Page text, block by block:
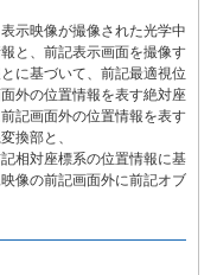
示映像が撮像された光学中
と、前記表示画面を撮像す
に基づいて、前記最適視位
外の位置情報を表す絶対座
記画面外の位置情報を表す
換部と、
相対座標系の位置情報に基
像の前記画面外に前記オブ